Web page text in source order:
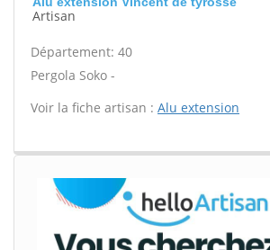
Artisan
Département: 40
Pergola Soko -
Voir la fiche artisan : Alu extension